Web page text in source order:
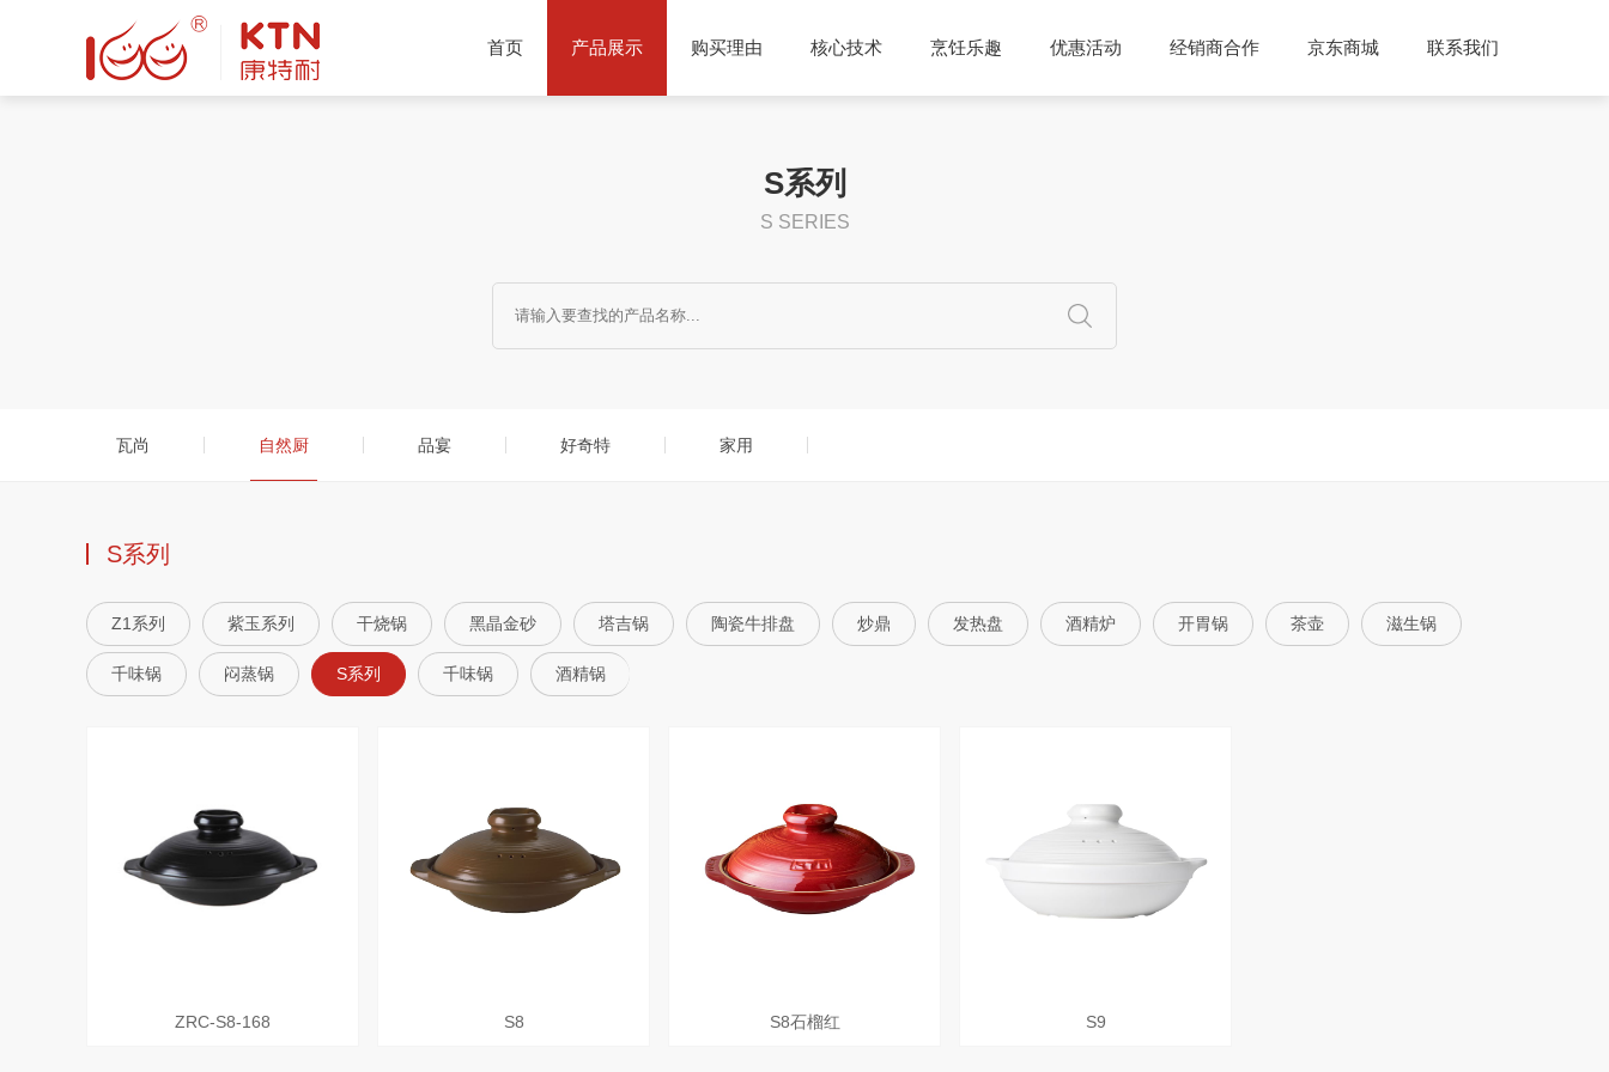
首页 产品展示 购买理由 核心技术 烹饪乐趣
菜谱分享
优惠活动 经销商合作 京东商城 联系我们
S系列
S SERIES
瓦尚 自然厨 品宴 好奇特 家用
S系列
Z1系列 紫玉系列 干烧锅 黑晶金砂 塔吉锅 陶瓷牛排盘 炒鼎 发热盘 酒精炉 开胃锅 茶壶 滋生锅
千味锅 闷蒸锅 S系列 千味锅 酒精锅
ZRC-S8-168 S8 S8石榴红 S9